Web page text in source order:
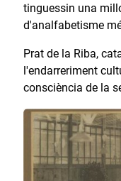
tinguessin una
d'analfabetisme
Prat de la Riba,
l'endarreriment
consciència de la